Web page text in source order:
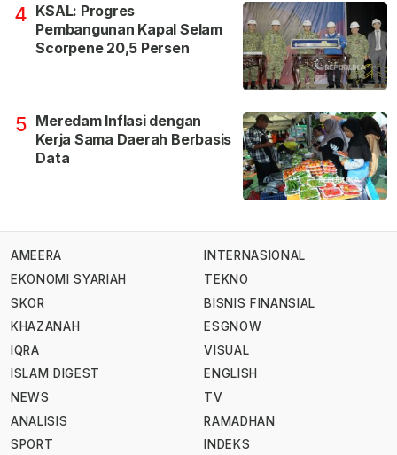
4 KSAL: Progres
Pembangunan Kapal Selam
Scorpene 20,5 Persen
5 Meredam Inflasi dengan
Kerja Sama Daerah Berbasis
Data
AMEERA
EKONOMI SYARIAH
SKOR
KHAZANAH
IQRA
ISLAM DIGEST
NEWS
ANALISIS
SPORT
INTERNASIONAL
TEKNO
BISNIS FINANSIAL
ESGNOW
VISUAL
ENGLISH
TV
RAMADHAN
INDEKS